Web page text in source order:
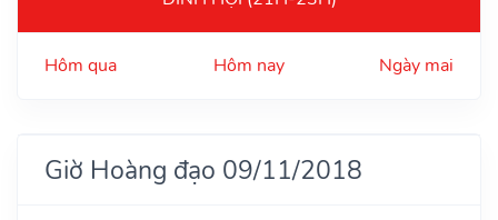
Hôm qua Hôm nay Ngày mai
Giờ Hoàng đạo 09/11/2018